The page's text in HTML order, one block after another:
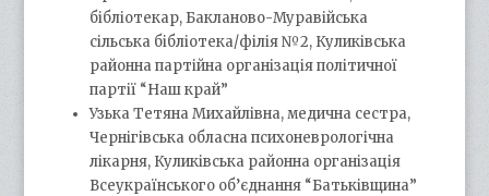
бібліотекар, Бакланово-Муравійська
сільська бібліотека/філія №2, Куликівська
районна партійна організація політичної
партії “Наш край”
Узька Тетяна Михайлівна, медична сестра,
Чернігівська обласна психоневрологічна
лікарня, Куликівська районна організація
Всеукраїнського об’єднання “Батьківщина”